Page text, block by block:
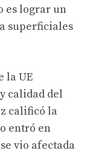
es lograr un
superficiales
la UE
calidad del
calificó la
entró en
vio afectada